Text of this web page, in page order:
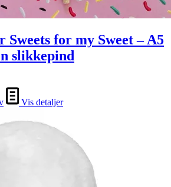
for my Sweet – A5
slikkepind
Vis detaljer